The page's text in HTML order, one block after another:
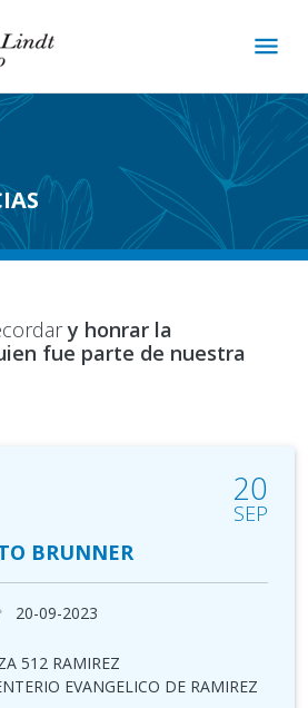
menu
y honrar la
fue parte de nuestra
BRUNNER
20-09-2023
20
SEP
512 RAMIREZ
EVANGELICO DE RAMIREZ